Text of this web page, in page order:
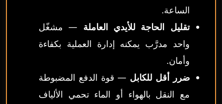
الساعة.
تقليل الحاجة للأيدي العاملة — مشغّل
واحد مدرَّب يمكنه إدارة العملية بكفاءة
وأمان.
ضرر أقل للكابل — قوة الدفع المضبوطة
مع النقل بالهواء أو الماء تحمي الألياف